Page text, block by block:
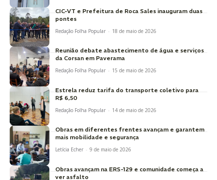
CIC-VT e Prefeitura de Roca Sales inauguram duas
pontes
Redação Folha Popular - 18 de maio de 2026
Reunião debate abastecimento de água e serviços
da Corsan em Paverama
Redação Folha Popular - 15 de maio de 2026
Estrela reduz tarifa do transporte coletivo para
R$ 6,50
Redação Folha Popular - 14 de maio de 2026
Obras em diferentes frentes avançam e garantem
mais mobilidade e segurança
Letícia Echer - 9 de maio de 2026
Obras avançam na ERS-129 e comunidade começa a
ver asfalto